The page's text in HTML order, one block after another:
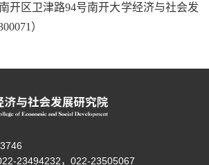
开区卫津路94号南开大学经济与社会发
）
23494232， 022-23505067